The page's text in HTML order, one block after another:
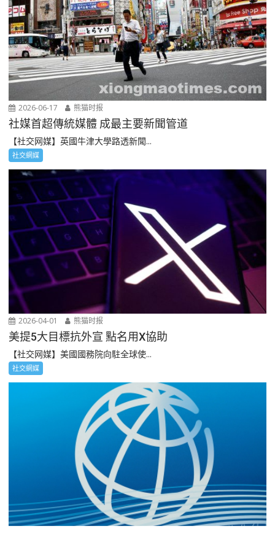
2026-06-17 熊猫时报
社媒首超傳統媒體 成最主要新聞管道
【社交网媒】英國牛津大學路透新聞...
社交網媒
2026-04-01 熊猫时报
美提5大目標抗外宣 點名用X協助
【社交网媒】美國國務院向駐全球使...
社交網媒